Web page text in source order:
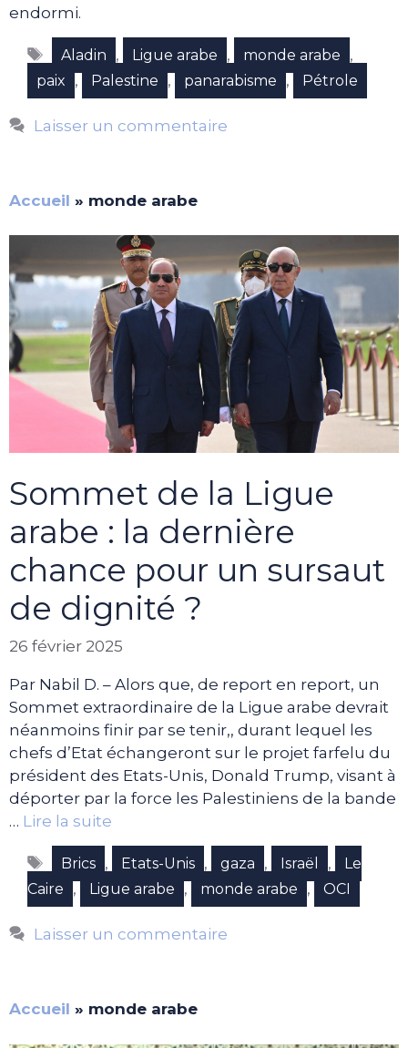
endormi.
Étiquettes
Aladin , Ligue arabe , monde arabe ,
paix , Palestine , panarabisme , Pétrole
Laisser un commentaire
Accueil » monde arabe
Sommet de la Ligue
arabe : la dernière
chance pour un sursaut
de dignité ?
26 février 2025
Par Nabil D. – Alors que, de report en report, un
Sommet extraordinaire de la Ligue arabe devrait
néanmoins finir par se tenir,, durant lequel les
chefs d’Etat échangeront sur le projet farfelu du
président des Etats-Unis, Donald Trump, visant à
déporter par la force les Palestiniens de la bande
… Lire la suite
Étiquettes
Brics , Etats-Unis , gaza , Israël ,
Le
Caire
, Ligue arabe , monde arabe , OCI
Laisser un commentaire
Accueil » monde arabe